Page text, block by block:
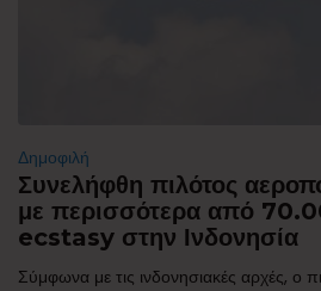
Δημοφιλή
Συνελήφθη πιλότος
με περισσότερα από
ecstasy στην Ινδονησία
Σύμφωνα με τις ινδονησιακές αρχές, ο